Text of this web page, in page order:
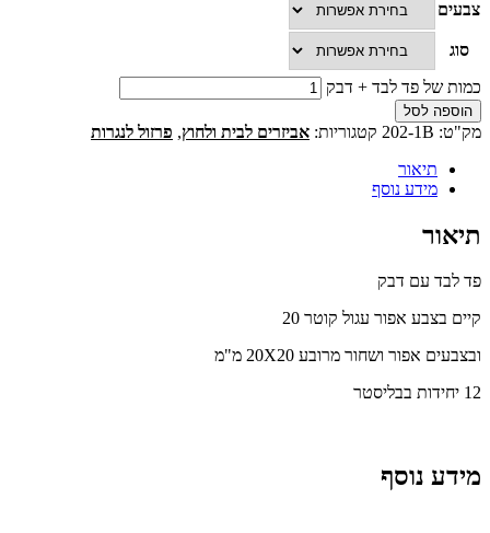
צבעים
סוג
כמות של פד לבד + דבק
הוספה לסל
מק"ט: 202-1B קטגוריות: אביזרים לבית ולחוץ, פרזול לנגרות
תיאור
מידע נוסף
תיאור
פד לבד עם דבק
קיים בצבע אפור עגול קוטר 20
ובצבעים אפור ושחור מרובע 20X20 מ"מ
12 יחידות בבליסטר
מידע נוסף